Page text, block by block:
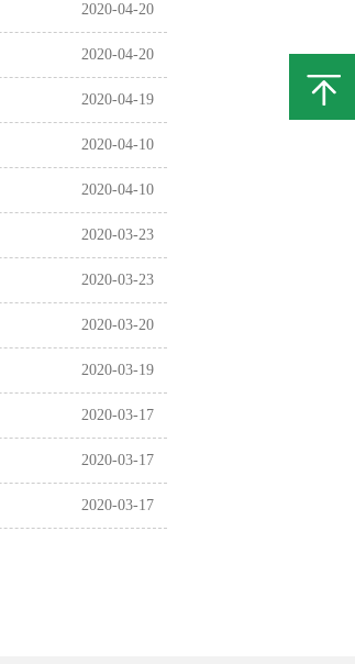
2020-04-20
2020-04-20
2020-04-19
2020-04-10
2020-04-10
2020-03-23
2020-03-23
2020-03-20
2020-03-19
2020-03-17
2020-03-17
2020-03-17